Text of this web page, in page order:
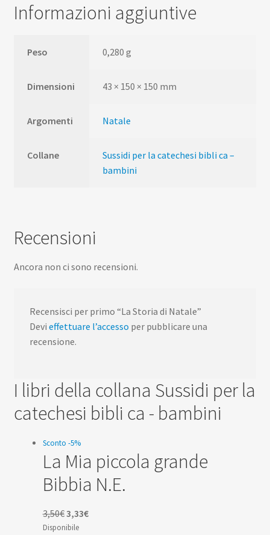
Informazioni aggiuntive
Peso 0,280 g
Dimensioni 43 × 150 × 150 mm
Argomenti Natale
Collane
Sussidi per la catechesi bibli ca –
bambini
Recensioni
Ancora non ci sono recensioni.
Recensisci per primo “La Storia di Natale”
Devi effettuare l’accesso per pubblicare una
recensione.
I libri della collana Sussidi per la
catechesi bibli ca - bambini
Sconto -5%
La Mia piccola grande
Bibbia N.E.
3,50€Il
prezzo
3,33€Il
Disponibile